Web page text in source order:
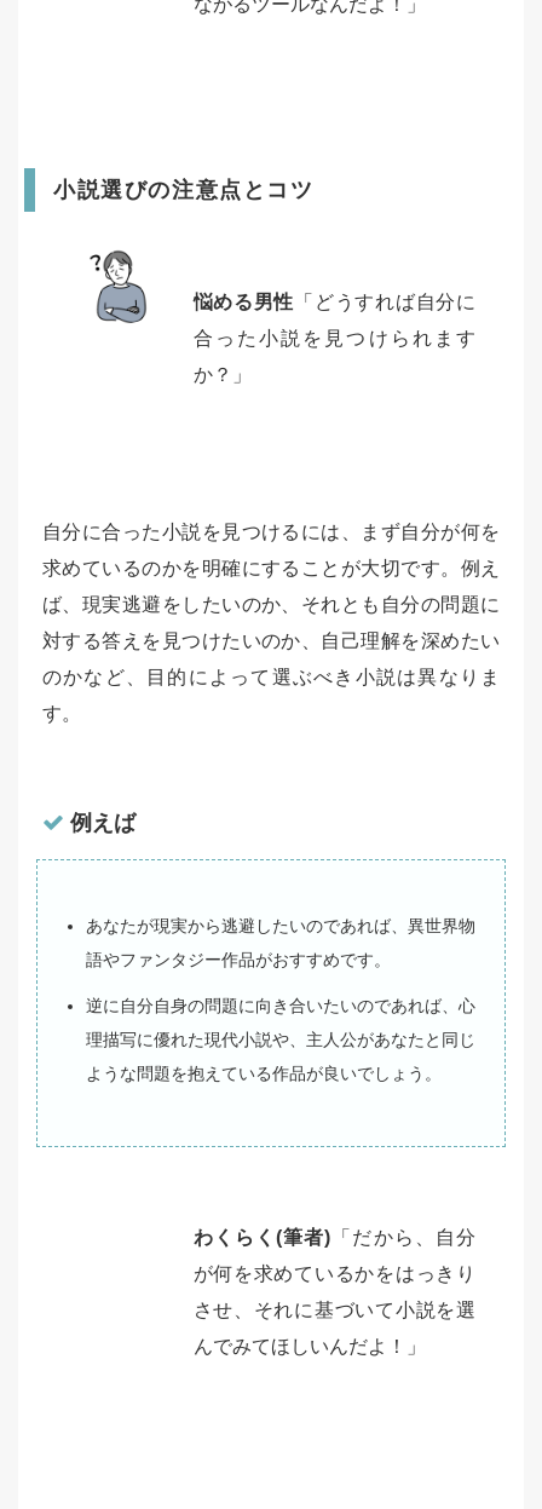
小説選びの注意点とコツ
悩める男性 「どうすれば自分に
合った小説を見つけられます
か？」
自分に合った小説を見つけるには、まず自分が何を
求めているのかを明確にすることが大切です。例え
ば、現実逃避をしたいのか、それとも自分の問題に
対する答えを見つけたいのか、自己理解を深めたい
のかなど、目的によって選ぶべき小説は異なりま
す。
例えば
あなたが現実から逃避したいのであれば、異世界物
語やファンタジー作品がおすすめです。
逆に自分自身の問題に向き合いたいのであれば、心
理描写に優れた現代小説や、主人公があなたと同じ
ような問題を抱えている作品が良いでしょう。
わくらく(筆者) 「だから、自分
が何を求めているかをはっきり
させ、それに基づいて小説を選
んでみてほしいんだよ！」